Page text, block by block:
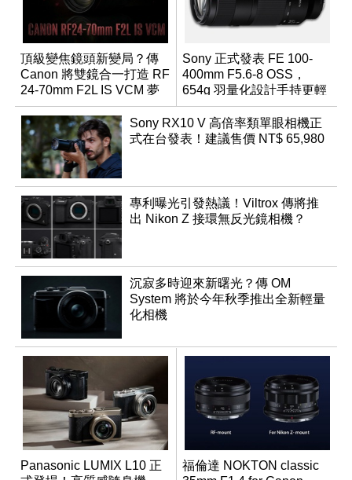
頂級變焦鏡頭新變局？傳
Canon 將雙鏡合一打造 RF
24-70mm F2L IS VCM 夢
幻規格
Sony 正式發表 FE 100-
400mm F5.6-8 OSS，
654g 羽量化設計手持更輕
鬆
Sony RX10 V 高倍率類單眼相機正
式在台發表！建議售價 NT$ 65,980
專利曝光引發熱議！Viltrox 傳將推
出 Nikon Z 接環無反光鏡相機？
沉寂多時迎來新曙光？傳 OM
System 將於今年秋季推出全新輕量
化相機
Panasonic LUMIX L10 正
福倫達 NOKTON classic